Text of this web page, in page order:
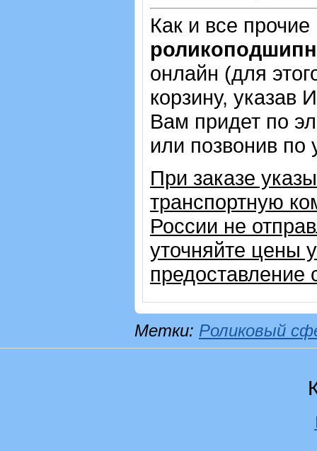
Как и все
онлайн (для
корзину, указав
Вам придет по
или позвонив
При заказе
транспортную
России не
уточняйте цены
предоставление
Метки: Роликовый